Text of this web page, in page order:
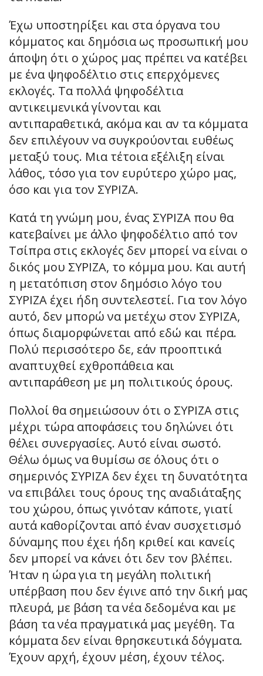
Έχω υποστηρίξει και στα όργανα του
κόμματος και δημόσια ως προσωπική μου
άποψη ότι ο χώρος μας πρέπει να κατέβει
με ένα ψηφοδέλτιο στις επερχόμενες
εκλογές. Τα πολλά ψηφοδέλτια
αντικειμενικά γίνονται και
αντιπαραθετικά, ακόμα και αν τα κόμματα
δεν επιλέγουν να συγκρούονται ευθέως
μεταξύ τους. Μια τέτοια εξέλιξη είναι
λάθος, τόσο για τον ευρύτερο χώρο μας,
όσο και για τον ΣΥΡΙΖΑ.
Κατά τη γνώμη μου, ένας ΣΥΡΙΖΑ που θα
κατεβαίνει με άλλο ψηφοδέλτιο από τον
Τσίπρα στις εκλογές δεν μπορεί να είναι ο
δικός μου ΣΥΡΙΖΑ, το κόμμα μου. Και αυτή
η μετατόπιση στον δημόσιο λόγο του
ΣΥΡΙΖΑ έχει ήδη συντελεστεί. Για τον λόγο
αυτό, δεν μπορώ να μετέχω στον ΣΥΡΙΖΑ,
όπως διαμορφώνεται από εδώ και πέρα.
Πολύ περισσότερο δε, εάν προοπτικά
αναπτυχθεί εχθροπάθεια και
αντιπαράθεση με μη πολιτικούς όρους.
Πολλοί θα σημειώσουν ότι ο ΣΥΡΙΖΑ στις
μέχρι τώρα αποφάσεις του δηλώνει ότι
θέλει συνεργασίες. Αυτό είναι σωστό.
Θέλω όμως να θυμίσω σε όλους ότι ο
σημερινός ΣΥΡΙΖΑ δεν έχει τη δυνατότητα
να επιβάλει τους όρους της αναδιάταξης
του χώρου, όπως γινόταν κάποτε, γιατί
αυτά καθορίζονται από έναν συσχετισμό
δύναμης που έχει ήδη κριθεί και κανείς
δεν μπορεί να κάνει ότι δεν τον βλέπει.
Ήταν η ώρα για τη μεγάλη πολιτική
υπέρβαση που δεν έγινε από την δική μας
πλευρά, με βάση τα νέα δεδομένα και με
βάση τα νέα πραγματικά μας μεγέθη. Τα
κόμματα δεν είναι θρησκευτικά δόγματα.
Έχουν αρχή, έχουν μέση, έχουν τέλος.